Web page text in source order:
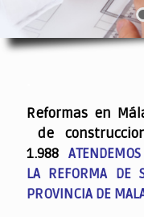
Reformas en
de
1.988
LA REFORMA DE
PROVINCIA DE